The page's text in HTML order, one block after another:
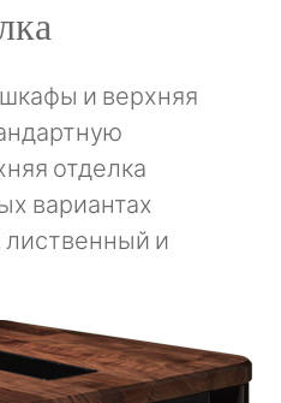
и верхняя
отделка
вариантах
лиственный и